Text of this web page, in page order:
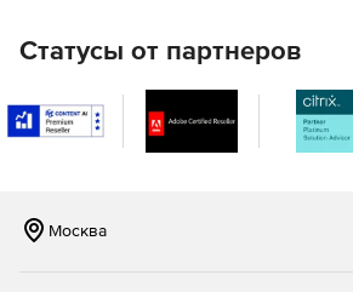
кинетические модели, модели Takeda,
Типы элементов
восстановленные конструктивные
фундаментные системы, несущие
Статусы от партнеров
Москва